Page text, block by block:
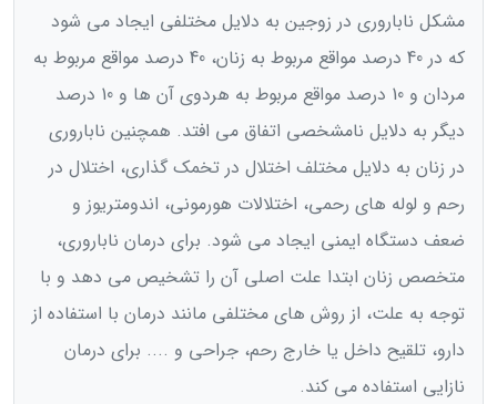
مشکل ناباروری در زوجین به دلایل مختلفی ایجاد می شود
که در 40 درصد مواقع مربوط به زنان، 40 درصد مواقع مربوط به
مردان و 10 درصد مواقع مربوط به هردوی آن ها و 10 درصد
دیگر به دلایل نامشخصی اتفاق می افتد. همچنین ناباروری
در زنان به دلایل مختلف اختلال در تخمک گذاری، اختلال در
رحم و لوله های رحمی، اختلالات هورمونی، اندومتریوز و
ضعف دستگاه ایمنی ایجاد می شود. برای درمان ناباروری،
متخصص زنان ابتدا علت اصلی آن را تشخیص می دهد و با
توجه به علت، از روش های مختلفی مانند درمان با استفاده از
دارو، تلقیح داخل یا خارج رحم، جراحی و .... برای درمان
نازایی استفاده می کند.